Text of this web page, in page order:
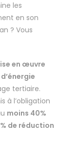
les
en son
? Vous
en œuvre
tertiaire.
à l’obligation
moins 40%
de réduction